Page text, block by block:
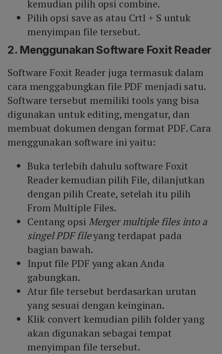
kemudian pilih opsi combine.
Pilih opsi save as atau Crtl + S untuk
menyimpan file tersebut.
2. Menggunakan Software Foxit Reader
Software Foxit Reader juga termasuk dalam
cara menggabungkan file PDF menjadi satu.
Software tersebut memiliki tools yang bisa
digunakan untuk editing, mengatur, dan
membuat dokumen dengan format PDF. Cara
menggunakan software ini yaitu:
Buka terlebih dahulu software Foxit
Reader kemudian pilih File, dilanjutkan
dengan pilih Create, setelah itu pilih
From Multiple Files.
Centang opsi Merger multiple files into a
singel PDF fileyang terdapat pada
bagian bawah.
Input file PDF yang akan Anda
gabungkan.
Atur file tersebut berdasarkan urutan
yang sesuai dengan keinginan.
Klik convert kemudian pilih folder yang
akan digunakan sebagai tempat
menyimpan file tersebut.